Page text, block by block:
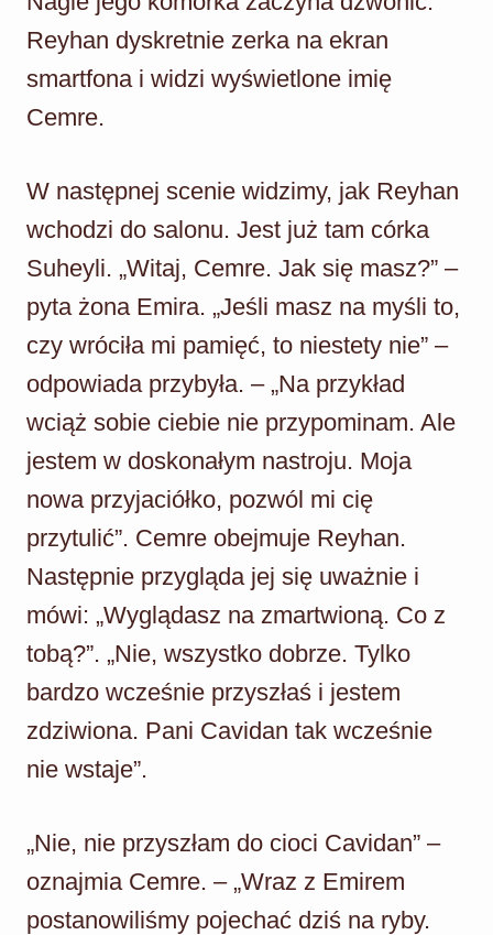
Reyhan dyskretnie zerka na ekran
smartfona i widzi wyświetlone imię
Cemre.
W następnej scenie widzimy, jak Reyhan
wchodzi do salonu. Jest już tam córka
Suheyli. „Witaj, Cemre. Jak się masz?” –
pyta żona Emira. „Jeśli masz na myśli to,
czy wróciła mi pamięć, to niestety nie” –
odpowiada przybyła. – „Na przykład
wciąż sobie ciebie nie przypominam. Ale
jestem w doskonałym nastroju. Moja
nowa przyjaciółko, pozwól mi cię
przytulić”. Cemre obejmuje Reyhan.
Następnie przygląda jej się uważnie i
mówi: „Wyglądasz na zmartwioną. Co z
tobą?”. „Nie, wszystko dobrze. Tylko
bardzo wcześnie przyszłaś i jestem
zdziwiona. Pani Cavidan tak wcześnie
nie wstaje”.
„Nie, nie przyszłam do cioci Cavidan” –
oznajmia Cemre. – „Wraz z Emirem
postanowiliśmy pojechać dziś na ryby.